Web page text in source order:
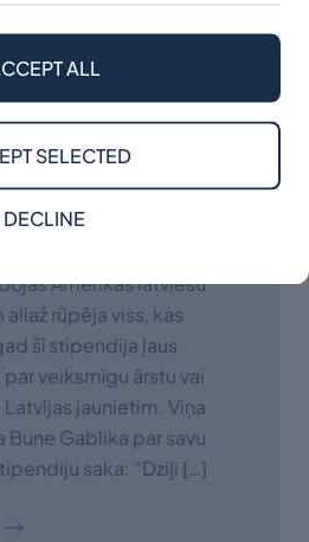
Gablika
tika dibināta Jāņa
Viņa mūžs –
Amerikas latviešu
rūpēja viss, kas
šī stipendija ļaus
veiksmīgu ārstu vai
jaunietim. Viņa
Gablika par savu
saka: “Dziļi […]
DECLINE
SELECTED
ALL